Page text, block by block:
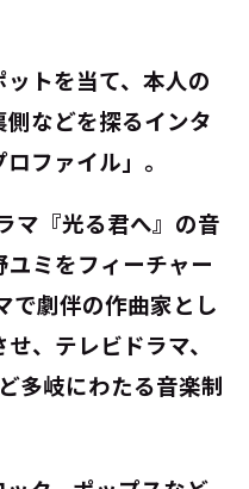
トを当て、本人の
などを探るインタ
ファイル」。
マ『光る君へ』の音
ミをフィーチャー
で劇伴の作曲家とし
、テレビドラマ、
多岐にわたる音楽制